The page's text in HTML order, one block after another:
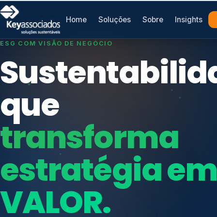
Home Soluções Sobre Insights
SISTEMAS DE GESTÃO OTIMIZADOS E INTEGRADOS
que
protege seu
negócio.
Consultoria, auditoria e treinamentos em ISO
Índices de Mercado
Mudanças Climáticas
Reputação e Cadeia